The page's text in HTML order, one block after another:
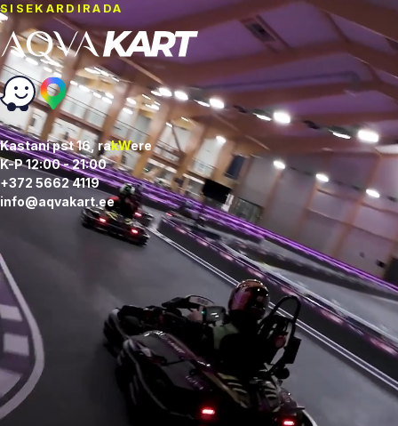
SISEKARDIRADA
Kastani pst 16, rakWere
K-P 12:00 - 21:00
+372 5662 4119
info@aqvakart.ee